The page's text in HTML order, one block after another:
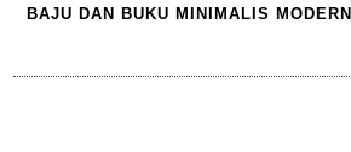
BAJU DAN BUKU MINIMALIS MODERN